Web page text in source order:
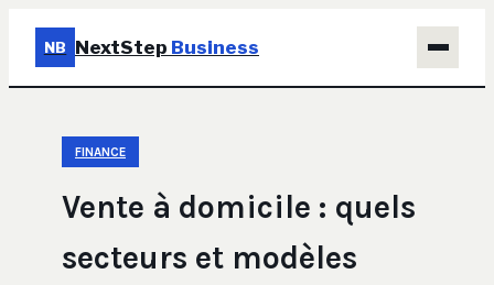
NB NextStep Business
FINANCE
Vente à domicile : quels
secteurs et modèles